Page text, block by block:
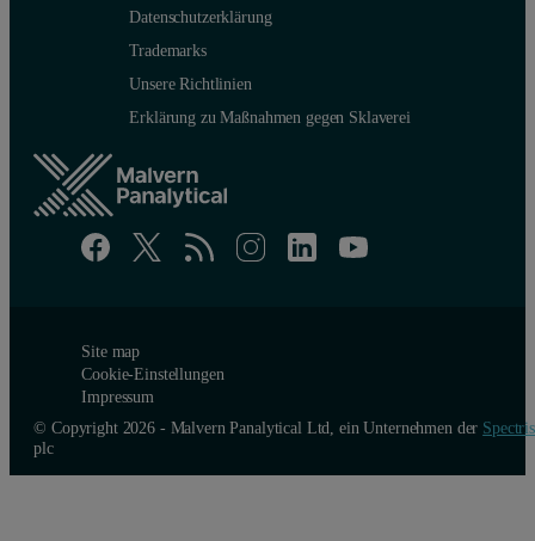
Datenschutzerklärung
Trademarks
Unsere Richtlinien
Erklärung zu Maßnahmen gegen Sklaverei
Site map
Cookie-Einstellungen
Impressum
© Copyright 2026 - Malvern Panalytical Ltd, ein Unternehmen der Spectris
plc